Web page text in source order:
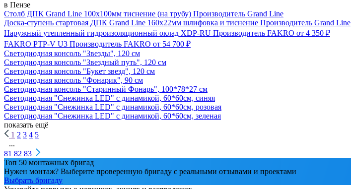
в Пензе
Столб ДПК Grand Line 100х100мм тиснение (на трубу) Производитель Grand Line
Доска-ступень стартовая ДПК Grand Line 160х22мм шлифовка и тиснение Производитель Grand Line
Наружный утепленный гидроизоляционный оклад XDP-RU Производитель FAKRO от 4 350 ₽
FAKRO PTP-V U3 Производитель FAKRO от 54 700 ₽
Светодиодная консоль "Звезды", 120 см
Светодиодная консоль "Звездный путь", 120 см
Светодиодная консоль "Букет звезд", 120 см
Светодиодная консоль "Фонарик", 90 см
Светодиодная консоль "Старинный Фонарь", 100*78*27 см
Светодиодная "Снежинка LED" с динамикой, 60*60см, синяя
Светодиодная "Снежинка LED" с динамикой, 60*60см, розовая
Светодиодная "Снежинка LED" с динамикой, 60*60см, зеленая
показать ещё
1 2 3 4 5
...
81 82 83
Топ 50 монтажных бригад
Нужен монтаж? Выберите проверенную бригаду с реальными отзывами и проектами
Выбрать бригаду